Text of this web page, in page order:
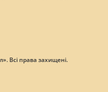
Всі права захищені.